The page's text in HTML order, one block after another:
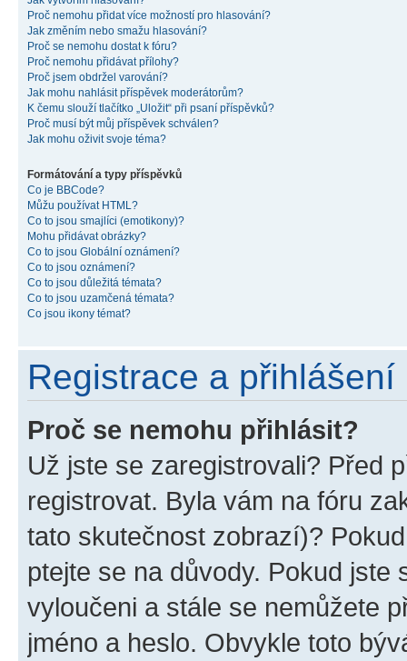
Proč nemohu přidat více možností pro hlasování?
Jak změním nebo smažu hlasování?
Proč se nemohu dostat k fóru?
Proč nemohu přidávat přílohy?
Proč jsem obdržel varování?
Jak mohu nahlásit příspěvek moderátorům?
K čemu slouží tlačítko „Uložit“ při psaní příspěvků?
Proč musí být můj příspěvek schválen?
Jak mohu oživit svoje téma?
Formátování a typy příspěvků
Co je BBCode?
Můžu používat HTML?
Co to jsou smajlíci (emotikony)?
Mohu přidávat obrázky?
Co to jsou Globální oznámení?
Co to jsou oznámení?
Co to jsou důležitá témata?
Co to jsou uzamčená témata?
Co jsou ikony témat?
Registrace a přihlášení
Proč se nemohu přihlásit?
Už jste se zaregistrovali? Před
registrovat. Byla vám na fóru
tato skutečnost zobrazí)?
ptejte se na důvody. Pokud jste
vyloučeni a stále se nemůžete
jméno a heslo. Obvykle toto